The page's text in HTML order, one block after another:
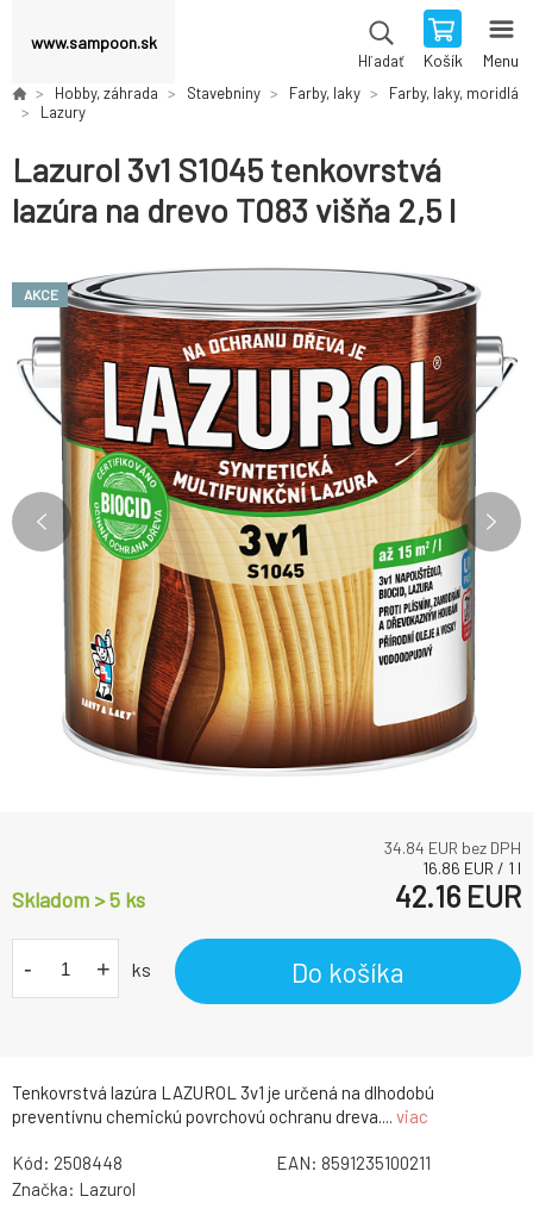
www.sampoon.sk
Hľadať Košík Menu
Hobby, záhrada Stavebniny Farby, laky
Farby, laky, moridlá
Lazury
Lazurol 3v1 S1045 tenkovrstvá
lazúra na drevo T083 višňa 2,5 l
AKCE
Tenkovrstvá lazúra LAZUROL 3v1 je určená na dlhodobú
preventívnu chemickú povrchovú ochranu dreva.... viac
34.84 EUR bez DPH
16.86 EUR / 1 l
Skladom > 5 ks 42.16 EUR
- + ks Do košíka
Kód: 2508448 EAN: 8591235100211
Značka: Lazurol